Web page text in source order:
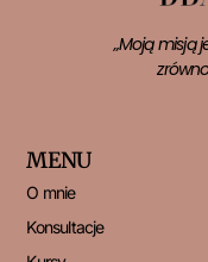
„Moją misją
MENU
O mnie
Konsultacje